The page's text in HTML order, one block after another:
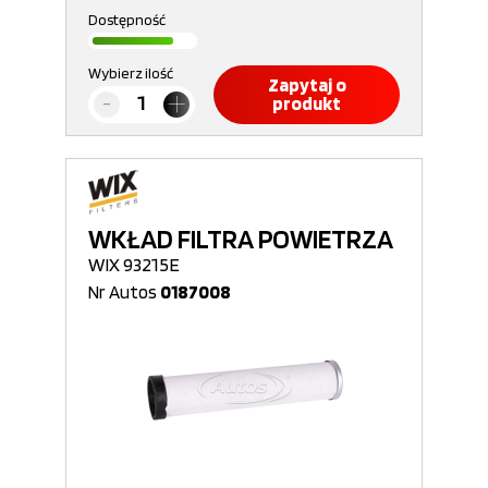
Dostępność
Wybierz ilość
Zapytaj o
produkt
WKŁAD FILTRA POWIETRZA
WIX 93215E
Nr Autos 0187008